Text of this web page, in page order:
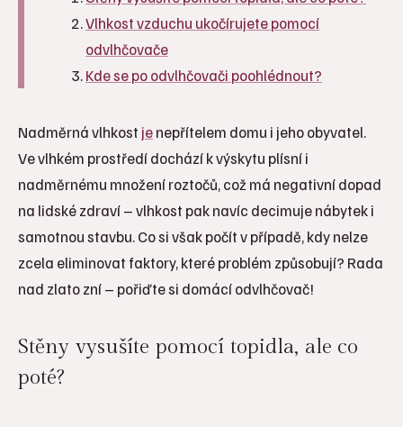
Vlhkost vzduchu ukočírujete pomocí
odvlhčovače
Kde se po odvlhčovači poohlédnout?
Nadměrná vlhkost jenepřítelem domu i jeho obyvatel.
Ve vlhkém prostředí dochází k výskytu plísní i
nadměrnému množení roztočů, což má negativní dopad
na lidské zdraví – vlhkost pak navíc decimuje nábytek i
samotnou stavbu. Co si však počít v případě, kdy nelze
zcela eliminovat faktory, které problém způsobují? Rada
nad zlato zní – pořiďte si domácí odvlhčovač!
Stěny vysušíte pomocí topidla, ale co
poté?